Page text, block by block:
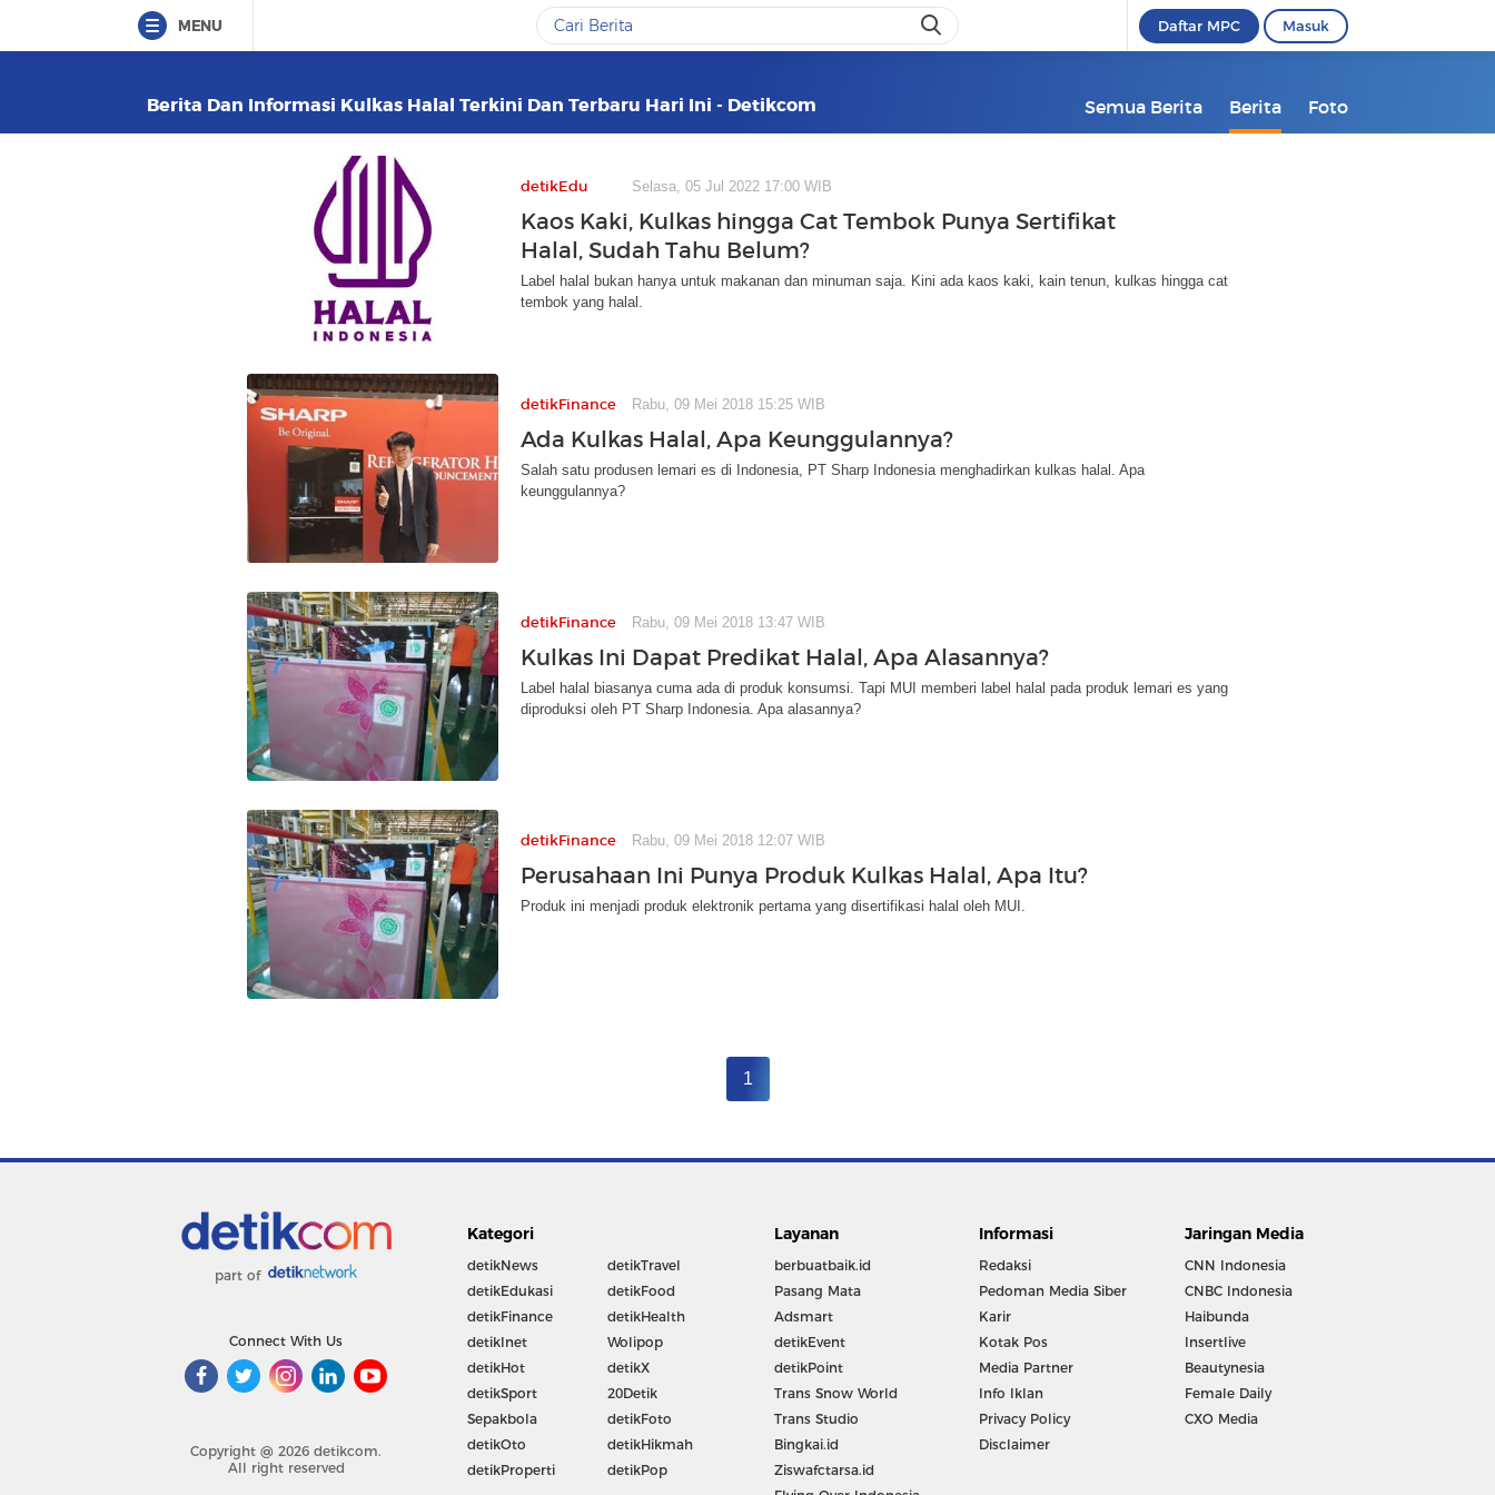
MENU Daftar MPC Masuk
Berita Dan Informasi Kulkas Halal Terkini Dan Terbaru Hari Ini - Detikcom Semua Berita Berita Foto
detikEdu Selasa, 05 Jul 2022 17:00 WIB
Kaos Kaki, Kulkas hingga Cat Tembok Punya Sertifikat
Halal, Sudah Tahu Belum?
Label halal bukan hanya untuk makanan dan minuman saja. Kini ada kaos kaki, kain tenun, kulkas hingga cat
tembok yang halal.
detikFinance Rabu, 09 Mei 2018 15:25 WIB
Ada Kulkas Halal, Apa Keunggulannya?
Salah satu produsen lemari es di Indonesia, PT Sharp Indonesia menghadirkan kulkas halal. Apa
keunggulannya?
detikFinance Rabu, 09 Mei 2018 13:47 WIB
Kulkas Ini Dapat Predikat Halal, Apa Alasannya?
Label halal biasanya cuma ada di produk konsumsi. Tapi MUI memberi label halal pada produk lemari es yang
diproduksi oleh PT Sharp Indonesia. Apa alasannya?
detikFinance Rabu, 09 Mei 2018 12:07 WIB
Perusahaan Ini Punya Produk Kulkas Halal, Apa Itu?
Produk ini menjadi produk elektronik pertama yang disertifikasi halal oleh MUI.
1
part of
Connect With Us
Copyright @ 2026 detikcom.
All right reserved
Kategori
detikNews
detikEdukasi
detikFinance
detikInet
detikHot
detikSport
Sepakbola
detikOto
detikProperti
detikTravel
detikFood
detikHealth
Wolipop
detikX
20Detik
detikFoto
detikHikmah
detikPop
Layanan
berbuatbaik.id
Pasang Mata
Adsmart
detikEvent
detikPoint
Trans Snow World
Trans Studio
Bingkai.id
Ziswafctarsa.id
Informasi
Redaksi
Pedoman Media Siber
Karir
Kotak Pos
Media Partner
Info Iklan
Privacy Policy
Disclaimer
Jaringan Media
CNN Indonesia
CNBC Indonesia
Haibunda
Insertlive
Beautynesia
Female Daily
CXO Media